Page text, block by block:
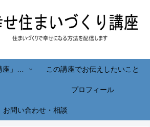
この講座でお伝えしたいこと
プロフィール
お問い合わせ・相談